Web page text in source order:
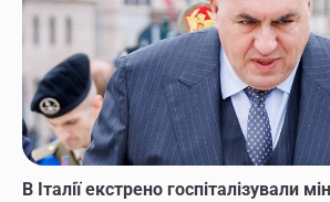
В Італії екстрено госпіталізували